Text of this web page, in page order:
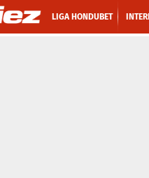
LIGA HONDUBET